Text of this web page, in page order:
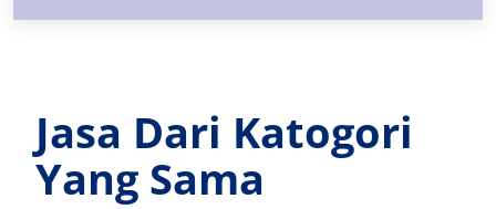
Jasa Dari Katogori
Yang Sama